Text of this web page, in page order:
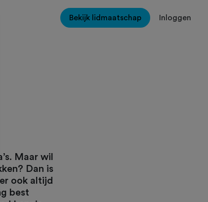
Bekijk lidmaatschap Inloggen
Maar wil
Dan is
ook altijd
best